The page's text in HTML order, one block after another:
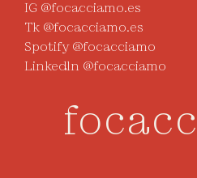
IG @focacciamo.es
Tk @focacciamo.es
Spotify @focacciamo
Linkedln @focacciamo